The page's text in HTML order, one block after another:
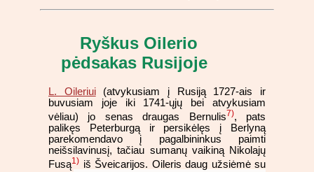
Ryškus Oilerio
pėdsakas Rusijoje
L. Oileriui(atvykusiam į Rusiją 1727-ais ir
buvusiam joje iki 1741-ųjų bei atvykusiam
vėliau) jo senas draugas Bernulis7), pats
palikęs Peterburgą ir persikėlęs į Berlyną
parekomendavo į pagalbininkus paimti
neišsilavinusį, tačiau sumanų vaikiną Nikolajų
Fusą1) iš Šveicarijos. Oileris daug užsiėmė su